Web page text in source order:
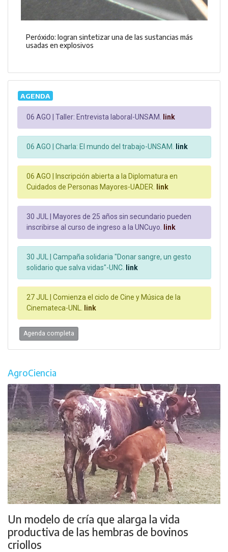
Peróxido: logran sintetizar una de las sustancias más
usadas en explosivos
AGENDA
06 AGO | Taller: Entrevista laboral-UNSAM. link
06 AGO | Charla: El mundo del trabajo-UNSAM. link
06 AGO |
Inscripción abierta a la Diplomatura en
Cuidados de Personas Mayores-UADER. link
30 JUL |
Mayores de 25 años sin secundario pueden
inscribirse al curso de ingreso a la UNCuyo. link
30 JUL | Campaña solidaria "Donar sangre, un gesto
solidario que salva vidas"-UNC. link
27 JUL | Comienza el ciclo de Cine y Música de la
Cinemateca-UNL. link
Agenda completa
AgroCiencia
Un modelo de cría que alarga la vida
productiva de las hembras de bovinos
criollos